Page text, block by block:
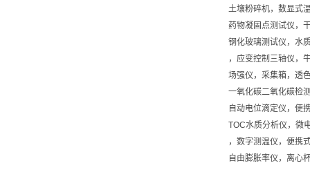
土壤粉碎机，数显式
药物凝固点测试仪，
钢化玻璃测试仪，水
，应变控制三轴仪，
场强仪，采集箱，透
一氧化碳二氧化碳检
自动电位滴定仪，便
TOC水质分析仪，微
，数字测温仪，便携
自由膨胀率仪，离心